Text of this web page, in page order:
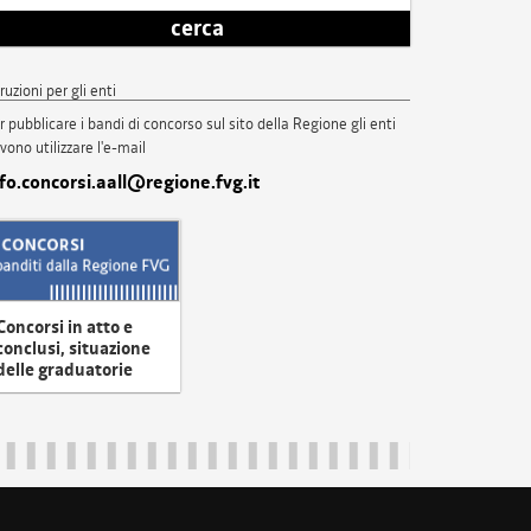
cerca
per gli enti
pubblicare i bandi di concorso sul sito della Regione gli enti
utilizzare l'e-mail
in atto e
situazione
graduatorie